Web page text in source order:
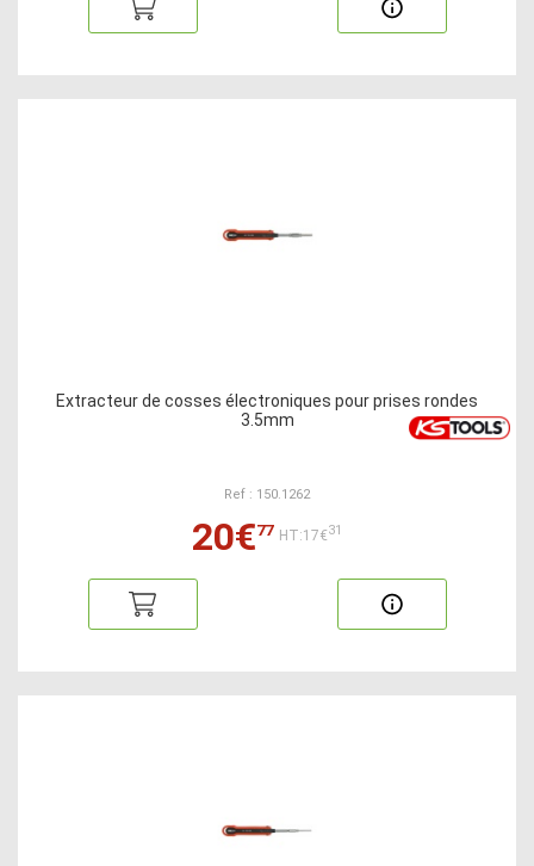
Extracteur de cosses électroniques pour prises rondes
3.5mm
Ref : 150.1262
20€77 HT:17€31